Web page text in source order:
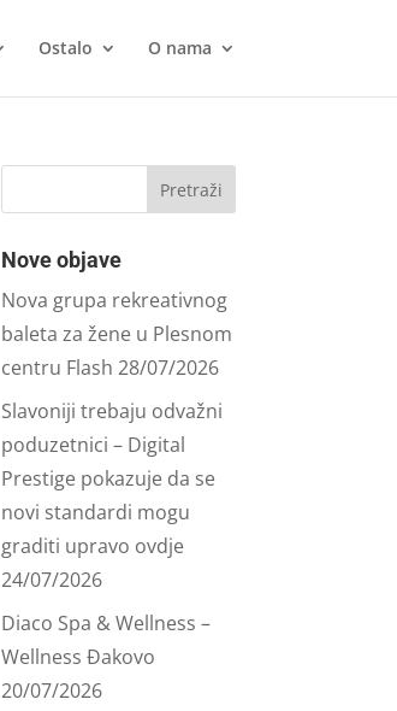
Ostalo O nama
Nove objave
Nova grupa rekreativnog
baleta za žene u Plesnom
centru Flash 28/07/2026
Slavoniji trebaju odvažni
poduzetnici – Digital
Prestige pokazuje da se
novi standardi mogu
graditi upravo ovdje
24/07/2026
Diaco Spa & Wellness –
Wellness Đakovo
20/07/2026